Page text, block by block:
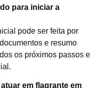
para iniciar a
pode ser feita por
e resumo
os próximos passos e
em flagrante em